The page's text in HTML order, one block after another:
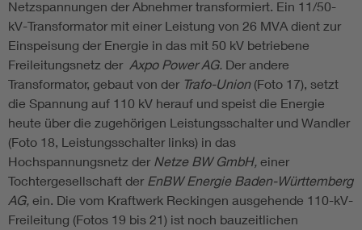
Netzspannungen der Abnehmer transformiert. Ein 11/50-
kV-Transformator mit einer Leistung von 26 MVA dient zur
Einspeisung der Energie in das mit 50 kV betriebene
Freileitungsnetz der Axpo Power AG. Der andere
Transformator, gebaut von der Trafo-Union(Foto 17), setzt
die Spannung auf 110 kV herauf und speist die Energie
heute über die zugehörigen Leistungsschalter und Wandler
(Foto 18, Leistungsschalter links) in das
Hochspannungsnetz der Netze BW GmbH, einer
Tochtergesellschaft der EnBW Energie Baden-Württemberg
AG, ein. Die vom Kraftwerk Reckingen ausgehende 110-kV-
Freileitung (Fotos 19 bis 21) ist noch bauzeitlichen